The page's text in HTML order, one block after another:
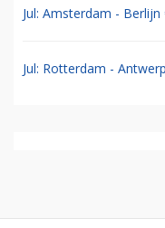
Jul: Amsterdam - Berlijn
Jul: Rotterdam -